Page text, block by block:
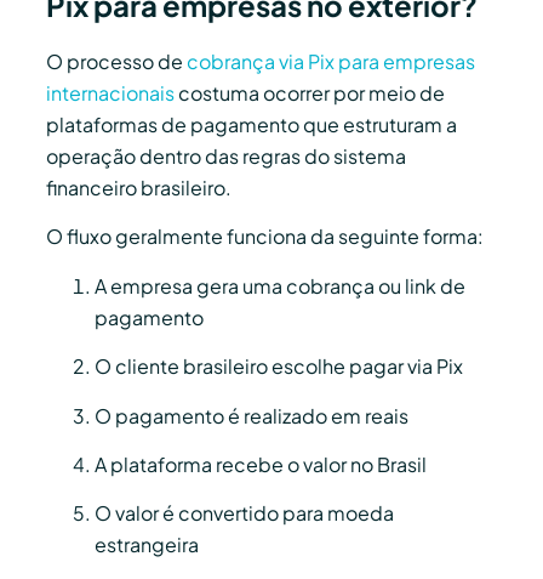
O processo de cobrança via Pix para empresas
internacionaiscostuma ocorrer por meio de
plataformas de pagamento que estruturam a
operação dentro das regras do sistema
financeiro brasileiro.
O fluxo geralmente funciona da seguinte forma:
A empresa gera uma cobrança ou link de
pagamento
O cliente brasileiro escolhe pagar via Pix
O pagamento é realizado em reais
A plataforma recebe o valor no Brasil
O valor é convertido para moeda
estrangeira